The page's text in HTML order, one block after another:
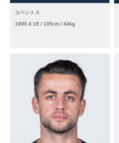
ユベントス
1990.4.18 / 195cm / 84kg